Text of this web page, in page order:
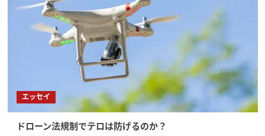
エッセイ
ドローン法規制でテロは防げるのか？